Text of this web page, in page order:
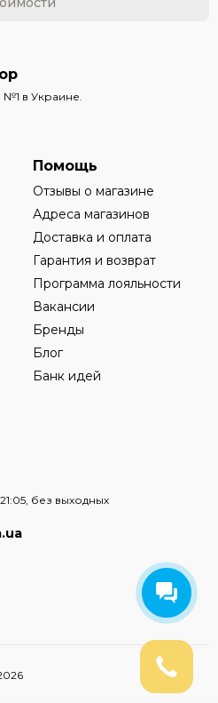
в Украине.
Помощь
Отзывы о магазине
Адреса магазинов
Доставка и оплата
Гарантия и возврат
Программа лояльности
Вакансии
Бренды
Блог
Банк идей
без выходных